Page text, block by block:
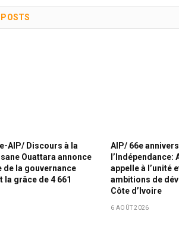
POSTS
AIP/ Discours à la
Ouattara annonce
de la gouvernance
la grâce de 4 661
AIP/ 66e
l’Indépendance:
appelle à l’unité
ambitions de
Côte d’Ivoire
6 AOÛT 2026